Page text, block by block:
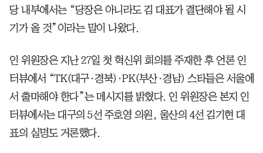
당 내부에서는 “당장은 아니라도 김 대표가 결단해야 될 시
기가 올 것”이라는 말이 나왔다.
인 위원장은 지난 27일 첫 혁신위 회의를 주재한 후 언론 인
터뷰에서 “TK(대구·경북)·PK(부산·경남) 스타들은 서울에
서 출마해야 한다”는 메시지를 밝혔다. 인 위원장은 본지 인
터뷰에서는 대구의 5선 주호영 의원, 울산의 4선 김기현 대
표의 실명도 거론했다.